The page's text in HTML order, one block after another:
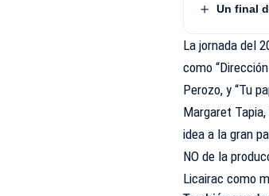
Un final
La jornada del
como
Perozo, y “Tu
Margaret
idea a la gran
NO de la
Licairac como